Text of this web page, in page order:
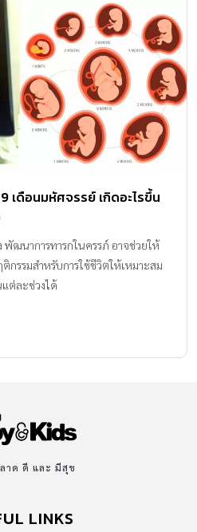
เดือนมหัศจรรย์ เกิดอะไรขึ้น
พัฒนาการทารกในครรภ์ อาจช่วยให้
รรมสำหรับการใช้ชีวิตให้เหมาะสม
แต่ละช่วงได้
าด ดี และ มีสุข
LINKS